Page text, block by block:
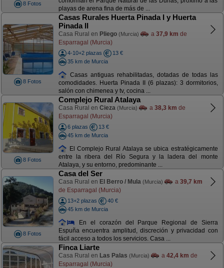
8 Fotos
playas de arena fina de más de ...
8 Fotos
Casas Rurales Huerta Pinada I y Huerta
Pinada II
Casa Rural en Pliego (Murcia) a 37,9 km de
Esparragal (Murcia)
4-10+2 plazas
13 €
35 km de Murcia
Casas antiguas rehabilitadas, dotadas de todas las
comodidades. Huerta Pinada II (6 plazas): 3 dormitorios,
salón con chimenea y tv, cocina ...
8 Fotos
Complejo Rural Atalaya
Casa Rural en Cieza (Murcia) a 38,3 km de
Esparragal (Murcia)
6 plazas
13 €
45 km de Murcia
El Complejo Rural Atalaya se ubica estratégicamente
entre la ribera del Río Segura y la ladera del monte
Atalaya, y su entorno, predominante ...
8 Fotos
Casa del Ser
Casa Rural en El Berro / Mula (Murcia) a 39,7 km
de Esparragal (Murcia)
13+2 plazas
40 €
45 km de Murcia
En el corazón del Parque Regional de Sierra
Espuña encuentra amplitud, discreción y privacidad con
fácil acceso a todos los servicios. Casa ...
Finca Liarte
Casa Rural en Las Palas (Murcia) a 42,4 km de
Esparragal (Murcia)